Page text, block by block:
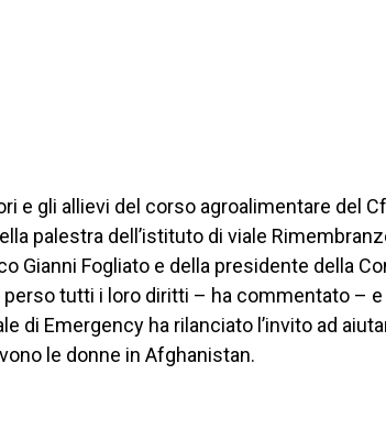
e gli allievi del corso agroalimentare del
palestra dell’istituto di viale
Gianni Fogliato e della presidente della
perso tutti i loro diritti – ha commentato –
di Emergency ha rilanciato l’invito ad
le donne in Afghanistan.